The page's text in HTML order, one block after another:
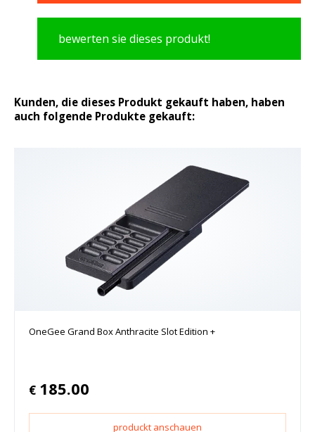
bewerten sie dieses produkt!
Kunden, die dieses Produkt gekauft haben, haben
auch folgende Produkte gekauft:
OneGee Grand Box Anthracite Slot Edition +
€ 185.00
produckt anschauen